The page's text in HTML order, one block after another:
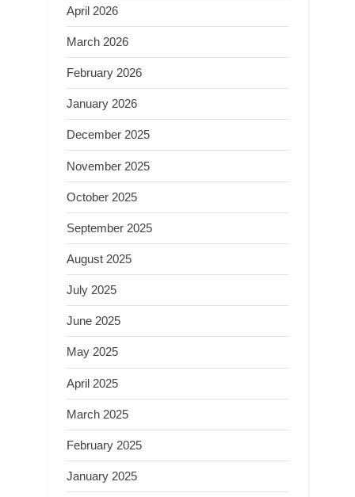
April 2026
March 2026
February 2026
January 2026
December 2025
November 2025
October 2025
September 2025
August 2025
July 2025
June 2025
May 2025
April 2025
March 2025
February 2025
January 2025